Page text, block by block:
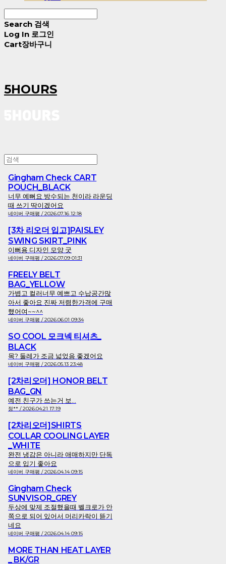
Search 검색
Log In 로그인
Cart장바구니
5HOURS
Gingham Check CART
POUCH_BLACK
너무 예뻐요 방수되는 천이라 라운딩
때 쓰기 딱이겠어요
네이버 구매평 / 2026.07.16 12:18
[3차 리오더 입고]PAISLEY
SWING SKIRT_PINK
이뻐용 디자인 모양 굿
네이버 구매평 / 2026.07.09 01:31
FREELY BELT
BAG_YELLOW
가볍고 컬러너무 예쁘고 수납공간많
아서 좋아요 진짜 저렴한가격에 구매
했어여~~^^
네이버 구매평 / 2026.06.01 09:34
SO COOL 모크넥 티셔츠_
BLACK
목? 둘레가 조금 넓었음 좋겠어요
네이버 구매평 / 2026.05.13 23:48
[2차리오더] HONOR BELT
BAG_GN
예전 친구가 쓰는거 보...
정** / 2026.04.21 17:19
[2차리오더]SHIRTS
COLLAR COOLING LAYER
_WHITE
완전 냉감은 아니라 애매하지만 단독
으로 입기 좋아요
네이버 구매평 / 2026.04.14 09:15
Gingham Check
SUNVISOR_GREY
두상에 맞제 조절했을때 벨크로가 안
쪽으로 되어 있어서 머리카락이 뜯기
네요
네이버 구매평 / 2026.04.14 09:15
MORE THAN HEAT LAYER
_ BK/GR